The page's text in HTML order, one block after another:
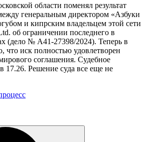
области поменял результат
генеральным директором «Азбуки
и кипрским владельцем этой сети
об ограничении последнего в
(дело № А41-27398/2024). Теперь в
что иск полностью удовлетворен
соглашения. Судебное
17.26. Решение суда все еще не